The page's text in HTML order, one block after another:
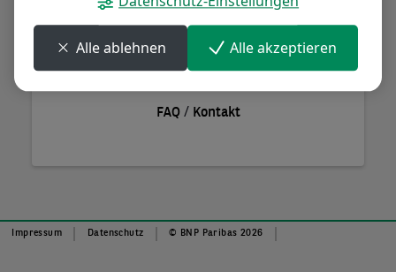
Passwort vergessen?
Anmelden
FAQ/ Kontakt
Impressum Datenschutz © BNP Paribas 2026
Alle ablehnen Alle akzeptieren